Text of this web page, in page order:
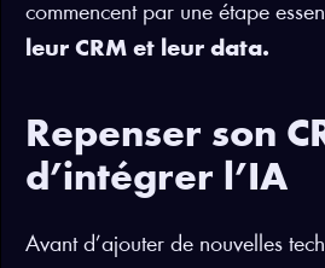
commencent par une étape
leur CRM et leur data.
Repenser son
d’intégrer l’IA
Avant d’ajouter de nouvelles